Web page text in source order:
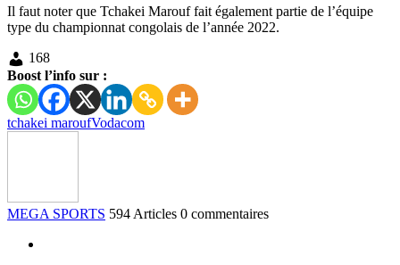
Il faut noter que Tchakei Marouf fait également partie de l’équipe
type du championnat congolais de l’année 2022.
168
Boost l’info sur :
tchakei maroufVodacom
MEGA SPORTS 594 Articles 0 commentaires